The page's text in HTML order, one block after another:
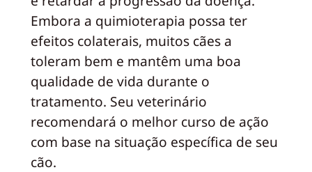
Embora a quimioterapia possa ter
efeitos colaterais, muitos cães a
toleram bem e mantêm uma boa
qualidade de vida durante o
tratamento. Seu veterinário
recomendará o melhor curso de ação
com base na situação específica de seu
cão.